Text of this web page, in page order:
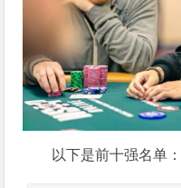
以下是前十强名单：